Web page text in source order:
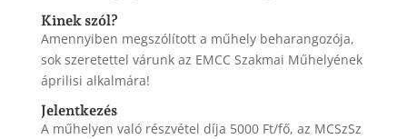
Kinek szól?
Amennyiben megszólított a műhely beharangozója,
sok szeretettel várunk az EMCC Szakmai Műhelyének
áprilisi alkalmára!
Jelentkezés
A műhelyen való részvétel díja 5000 Ft/fő, az MCSzSz